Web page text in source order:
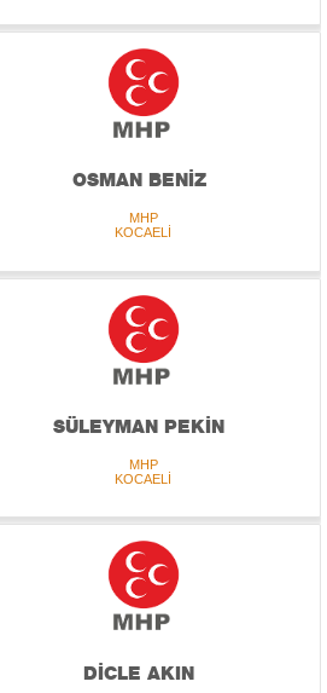
OSMAN BENİZ
MHP
KOCAELİ
SÜLEYMAN PEKİN
MHP
KOCAELİ
DİCLE AKIN